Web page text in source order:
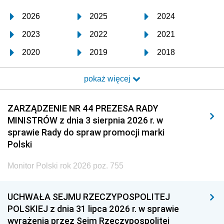
2026 2025 2024
2023 2022 2021
2020 2019 2018
2017 2016 2015
2014 2013 2012
2011 2010 2009
2008 2007 2006
2005
1996 1995 1994
1993 1992 1991
pokaż więcej
ZARZĄDZENIE NR 44 PREZESA RADY
MINISTRÓW z dnia 3 sierpnia 2026 r. w
sprawie Rady do spraw promocji marki
Polski
Monitor Polski rok 2026 poz. 755
UCHWAŁA SEJMU RZECZYPOSPOLITEJ
POLSKIEJ z dnia 31 lipca 2026 r. w sprawie
wyrażenia przez Sejm Rzeczypospolitej